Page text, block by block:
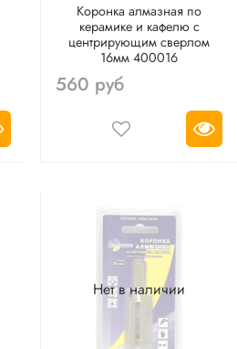
Коронка алмазная по
керамике и кафелю с
центрирующим сверлом
16мм 400016
560 руб
Нет в наличии